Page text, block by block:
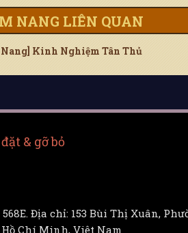
NANG LIÊN QUAN
Nang] Kinh Nghiệm Tân Thủ
& gỡ bỏ
568E. Địa chỉ: 153 Bùi Thị Xuân,
Chí Minh, Việt Nam